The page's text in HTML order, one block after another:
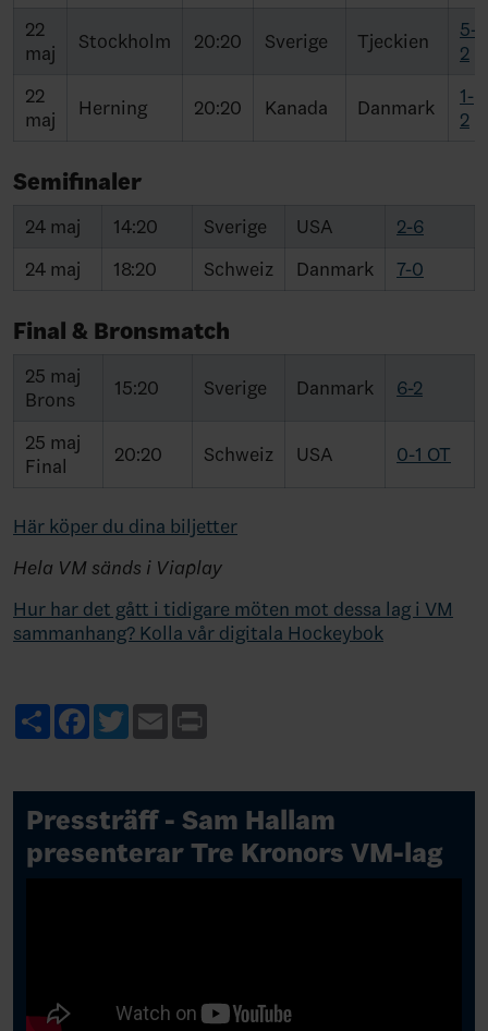
22
maj
Stockholm 20:20 Sverige Tjeckien
5-
2
22
maj
Herning 20:20 Kanada Danmark
1-
2
Semifinaler
24 maj 14:20 Sverige USA
2-6
24 maj
18:20 Schweiz Danmark 7-0
Final & Bronsmatch
25 maj
Brons
15:20 Sverige Danmark 6-2
25 maj
Final
20:20 Schweiz USA 0-1 OT
Här köper du dina biljetter
Hela VM sänds i Viaplay
Hur har det gått i tidigare möten mot dessa lag i VM
sammanhang? Kolla vår digitala Hockeybok
ShareFacebook
TwitterEmail
Pressträff - Sam Hallam
presenterar Tre Kronors VM-lag